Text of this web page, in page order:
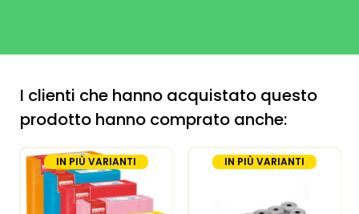
I clienti che hanno acquistato questo
prodotto hanno comprato anche:
IN PIÙ VARIANTI IN PIÙ VARIANTI